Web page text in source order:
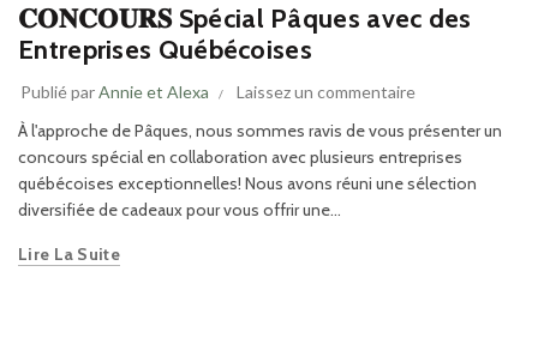
𝐂𝐎𝐍𝐂𝐎𝐔𝐑𝐒 Spécial Pâques avec des
Entreprises Québécoises
Publié parAnnie et Alexa Laissez un commentaire
À l'approche de Pâques, nous sommes ravis de vous présenter un
concours spécial en collaboration avec plusieurs entreprises
québécoises exceptionnelles! Nous avons réuni une sélection
diversifiée de cadeaux pour vous offrir une...
Lire La Suite